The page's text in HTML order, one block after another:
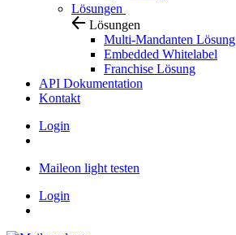
Lösungen
Lösungen
Multi-Mandanten Lösung
Embedded Whitelabel
Franchise Lösung
API Dokumentation
Kontakt
Login
Maileon light testen
Login